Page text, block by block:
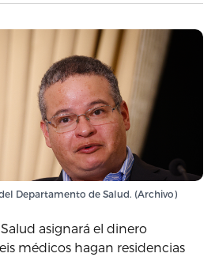
Departamento de Salud. (Archivo)
asignará el dinero
médicos hagan residencias